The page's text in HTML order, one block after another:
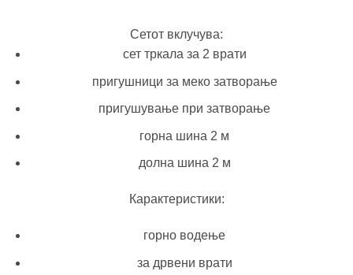
Сетот вклучува:
сет тркала за 2 врати
пригушници за меко затворање
пригушување при затворање
горна шина 2 м
долна шина 2 м
Карактеристики:
горно водење
за дрвени врати